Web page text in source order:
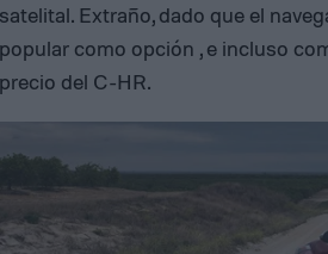
satelital. Extraño, dado que el
popular como opción , e incluso
precio del C-HR.